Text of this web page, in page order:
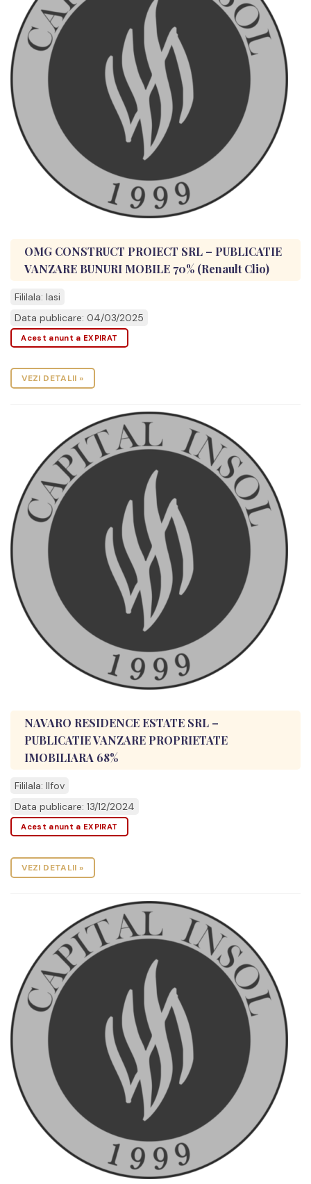
OMG CONSTRUCT PROIECT SRL – PUBLICATIE
VANZARE BUNURI MOBILE 70% (Renault Clio)
Fililala: Iasi
Data publicare: 04/03/2025
Acest anunt a EXPIRAT
VEZI DETALII »
NAVARO RESIDENCE ESTATE SRL –
PUBLICATIE VANZARE PROPRIETATE
IMOBILIARA 68%
Fililala: Ilfov
Data publicare: 13/12/2024
Acest anunt a EXPIRAT
VEZI DETALII »